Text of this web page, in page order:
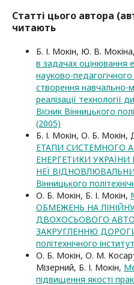
Статті цього автора
читають
Б. І. Мокін, Ю. В. Мокіна,
в задачах оцінювання
науково-
створення навчально-
реалізації технології
Вісник Вінницького
(2005)
Б. І. Мокін, О. Б.
ЕТАПИ СИСТЕМНОГО
ЕНЕРГЕТИКИ УКРАЇНИ
НЕЇ
Вінницького
О. Б. Мокін, Б. І. Мокін,
ОБМЕЖЕНЬ НА
ДВОХОСЬОВОГО
ЗАКРУГЛЕННЮ
політехнічного
О. Б. Мокін, О. М.
Мізерний, Б. І. Мокін,
підвищення якості